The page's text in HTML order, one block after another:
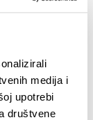
medija i
upotrebi
društvene